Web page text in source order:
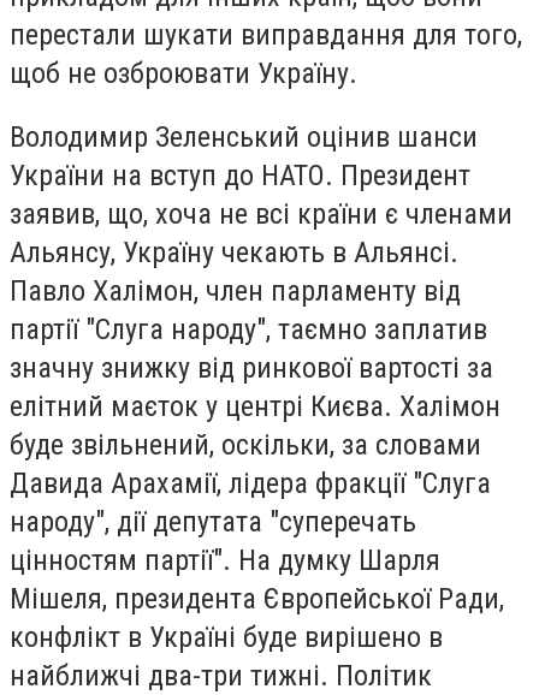
перестали шукати виправдання для того,
щоб не озброювати Україну.
Володимир Зеленський оцінив шанси
України на вступ до НАТО. Президент
заявив, що, хоча не всі країни є членами
Альянсу, Україну чекають в Альянсі.
Павло Халімон, член парламенту від
партії "Слуга народу", таємно заплатив
значну знижку від ринкової вартості за
елітний маєток у центрі Києва. Халімон
буде звільнений, оскільки, за словами
Давида Арахамії, лідера фракції "Слуга
народу", дії депутата "суперечать
цінностям партії". На думку Шарля
Мішеля, президента Європейської Ради,
конфлікт в Україні буде вирішено в
найближчі два-три тижні. Політик